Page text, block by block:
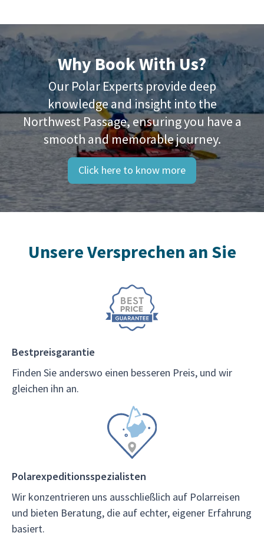
Why Book With Us?
Our Polar Experts provide deep
knowledge and insight into the
Northwest Passage, ensuring you have a
smooth and memorable journey.
Click here to know more
Unsere Versprechen an Sie
Bestpreisgarantie
Finden Sie anderswo einen besseren Preis, und wir
gleichen ihn an.
Polarexpeditionsspezialisten
Wir konzentrieren uns ausschließlich auf Polarreisen
und bieten Beratung, die auf echter, eigener Erfahrung
basiert.